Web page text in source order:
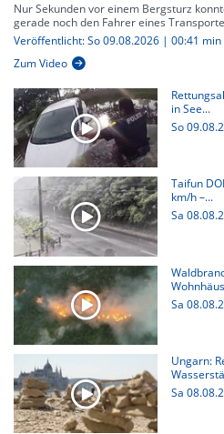
Nur Sekunden vor einem Bergsturz
gerade noch den Fahrer eines
Veröffentlicht: So 09.08.2026 | 00:41 min
Zum Video
in See...
So
Taifun
km/h –...
Sa
Sa
Ungarn:
Sa